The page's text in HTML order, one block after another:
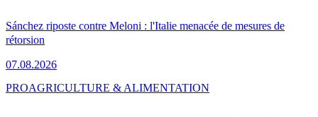
Sánchez riposte contre Meloni : l'Italie menacée de mesures de
rétorsion
07.08.2026
PROAGRICULTURE & ALIMENTATION